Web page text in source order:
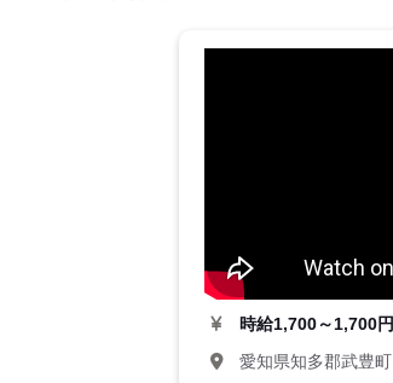
時給1,700～1,700円
愛知県知多郡武豊町